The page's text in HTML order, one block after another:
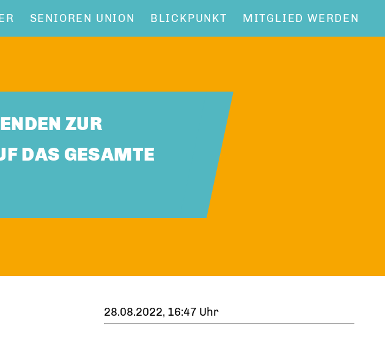
SENIOREN UNION BLICKPUNKT
MITGLIED WERDEN
ZUR
DAS GESAMTE
28.08.2022, 16:47 Uhr